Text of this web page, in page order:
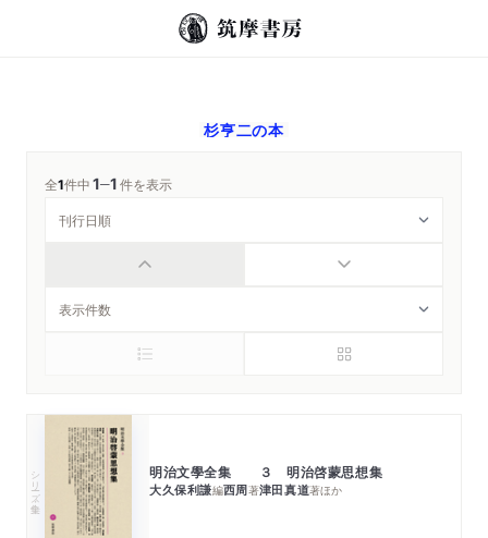
杉亨二の本
全1件中1─1件を表示
シリーズ・全集 明治文學全集 ３ 明治啓蒙思想集
大久保利謙編西周著津田真道著ほか